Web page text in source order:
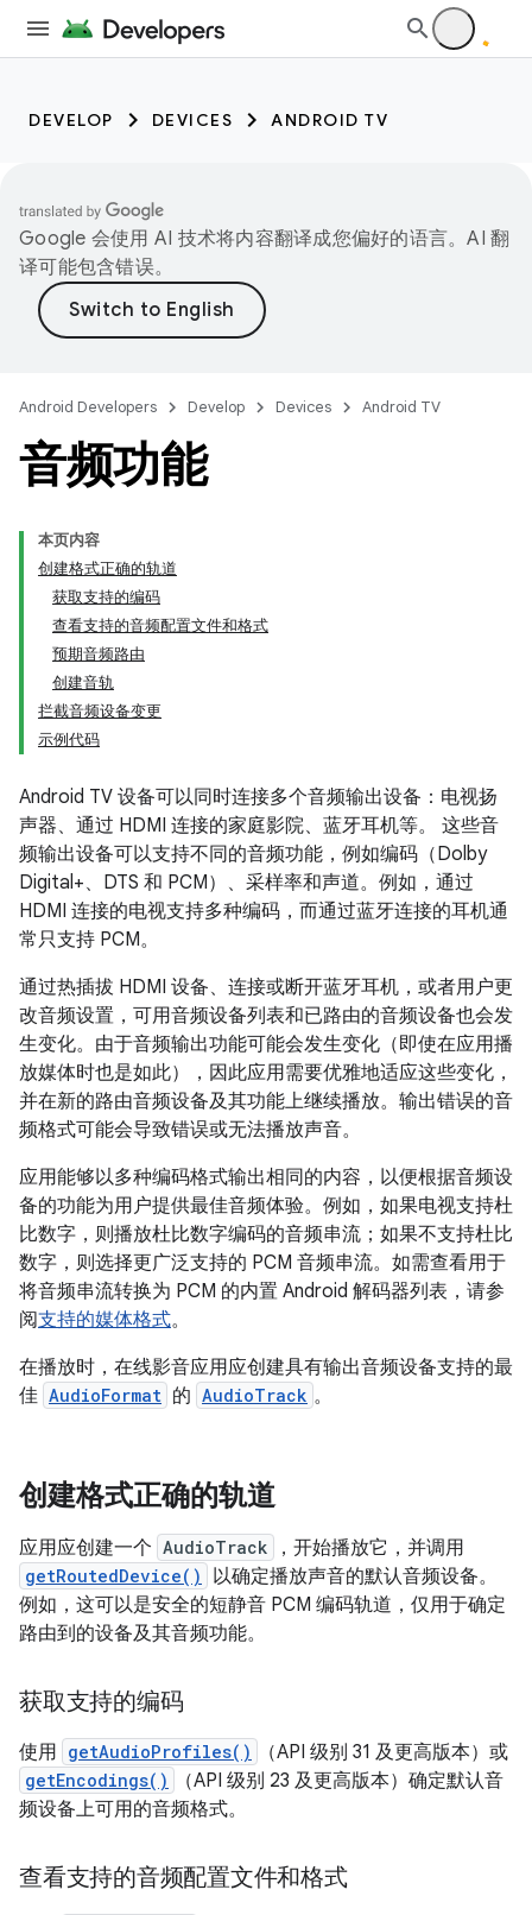
DEVELOP DEVICES ANDROID TV
Google 会使用 AI 技术将内容翻译成您偏好的语言。AI 翻
译可能包含错误。
Android Developers Develop Devices Android TV
音频功能
本页内容
创建格式正确的轨道
获取支持的编码
查看支持的音频配置文件和格式
预期音频路由
创建音轨
拦截音频设备变更
示例代码
Android TV 设备可以同时连接多个音频输出设备：电视扬
声器、通过 HDMI 连接的家庭影院、蓝牙耳机等。 这些音
频输出设备可以支持不同的音频功能，例如编码（Dolby
Digital+、DTS 和 PCM）、采样率和声道。例如，通过
HDMI 连接的电视支持多种编码，而通过蓝牙连接的耳机通
常只支持 PCM。
通过热插拔 HDMI 设备、连接或断开蓝牙耳机，或者用户更
改音频设置，可用音频设备列表和已路由的音频设备也会发
生变化。由于音频输出功能可能会发生变化（即使在应用播
放媒体时也是如此），因此应用需要优雅地适应这些变化，
并在新的路由音频设备及其功能上继续播放。输出错误的音
频格式可能会导致错误或无法播放声音。
应用能够以多种编码格式输出相同的内容，以便根据音频设
备的功能为用户提供最佳音频体验。例如，如果电视支持杜
比数字，则播放杜比数字编码的音频串流；如果不支持杜比
数字，则选择更广泛支持的 PCM 音频串流。如需查看用于
将音频串流转换为 PCM 的内置 Android 解码器列表，请参
阅支持的媒体格式。
在播放时，在线影音应用应创建具有输出音频设备支持的最
佳 AudioFormat 的 AudioTrack 。
创建格式正确的轨道
应用应创建一个 AudioTrack ，开始播放它，并调用
getRoutedDevice()
以确定播放声音的默认音频设备。
例如，这可以是安全的短静音 PCM 编码轨道，仅用于确定
路由到的设备及其音频功能。
获取支持的编码
使用 getAudioProfiles() （API 级别 31 及更高版本）或
getEncodings()
（API 级别 23 及更高版本）确定默认音
频设备上可用的音频格式。
查看支持的音频配置文件和格式